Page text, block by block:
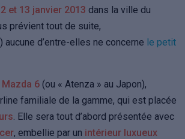
et 13 janvier 2013 dans la ville du
prévient tout de suite,
aucune d’entre-elles ne concerne le petit
Mazda 6 (ou « Atenza » au Japon),
familiale de la gamme, qui est placée
. Elle sera tout d’abord présentée avec
, embellie par un intérieur luxueux